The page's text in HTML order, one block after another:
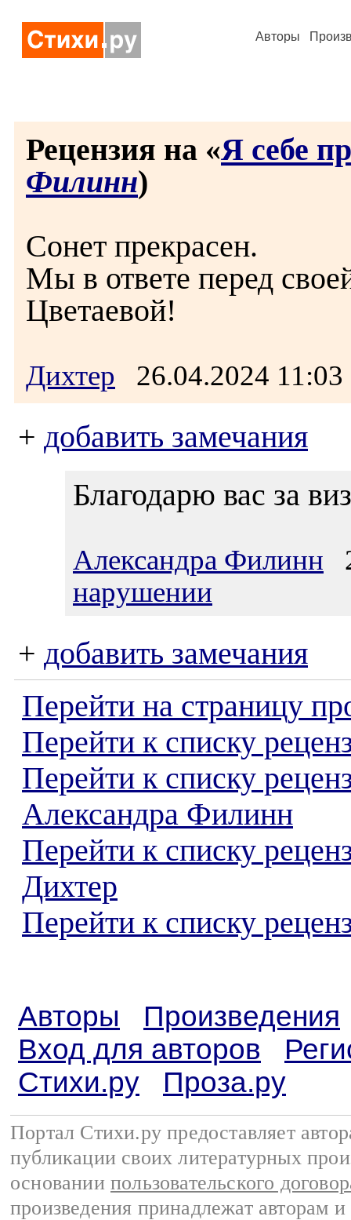
Авторы
Рецензия на «Я себе
Филинн)
Сонет прекрасен.
Мы в ответе перед
Цветаевой!
Дихтер 26.04.2024
+ добавить замечания
Благодарю вас за
Александра Филинн
нарушении
+ добавить замечания
Перейти на страницу
Перейти к списку
Перейти к списку
Александра Филинн
Перейти к списку
Дихтер
Перейти к списку
Авторы
Произведения
Вход для авторов
Стихи.ру
Проза.ру
Портал Стихи.ру предоставляет
публикации своих литературных
основании пользовательского
произведения принадлежат авторам